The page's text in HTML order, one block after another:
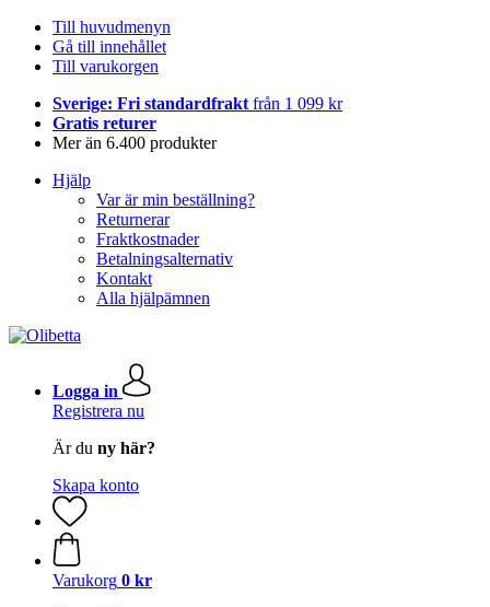
Till huvudmenyn
Gå till innehållet
Till varukorgen
Sverige: Fri standardfrakt från 1 099 kr
Gratis returer
Mer än 6.400 produkter
Hjälp
Var är min beställning?
Returnerar
Fraktkostnader
Betalningsalternativ
Kontakt
Alla hjälpämnen
Logga in
Registrera nu
Är du ny här?
Skapa konto
Varukorg 0 kr